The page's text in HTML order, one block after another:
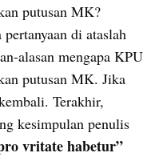
putusan MK?
di ataslah
alasan mengapa KPU
putusan MK. Jika
Terakhir,
kesimpulan penulis
vritate habetur”